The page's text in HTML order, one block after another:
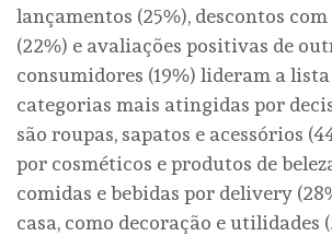
lançamentos (25%), descontos
(22%) e avaliações positivas de
consumidores (19%) lideram a
categorias mais atingidas por
são roupas, sapatos e acessórios
por cosméticos e produtos de
comidas e bebidas por delivery
casa, como decoração e utilidades